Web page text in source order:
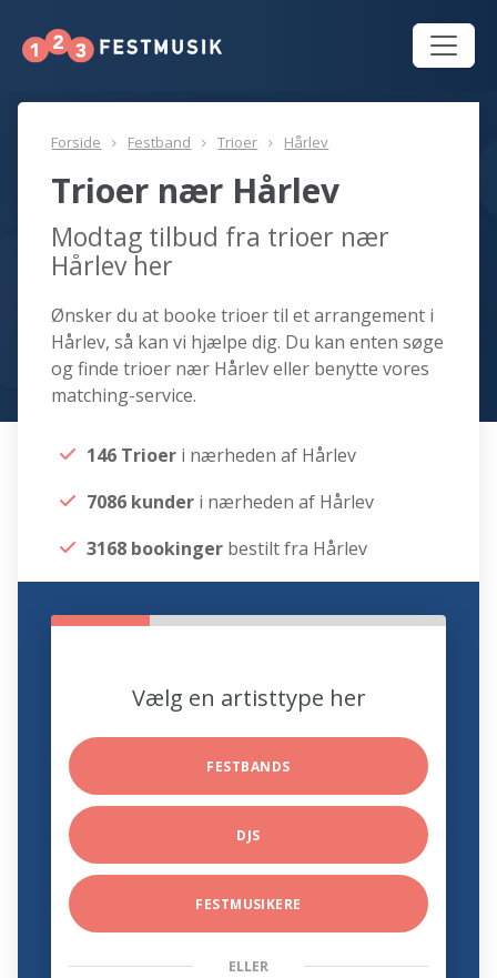
Forside Festband Trioer Hårlev
Trioer nær Hårlev
Modtag tilbud fra trioer nær
Hårlev her
Ønsker du at booke trioer til et arrangement i
Hårlev, så kan vi hjælpe dig. Du kan enten søge
og finde trioer nær Hårlev eller benytte vores
matching-service.
146 Trioer i nærheden af Hårlev
7086 kunder i nærheden af Hårlev
3168 bookinger bestilt fra Hårlev
Vælg en artisttype her
FESTBANDS
DJS
FESTMUSIKERE
ELLER